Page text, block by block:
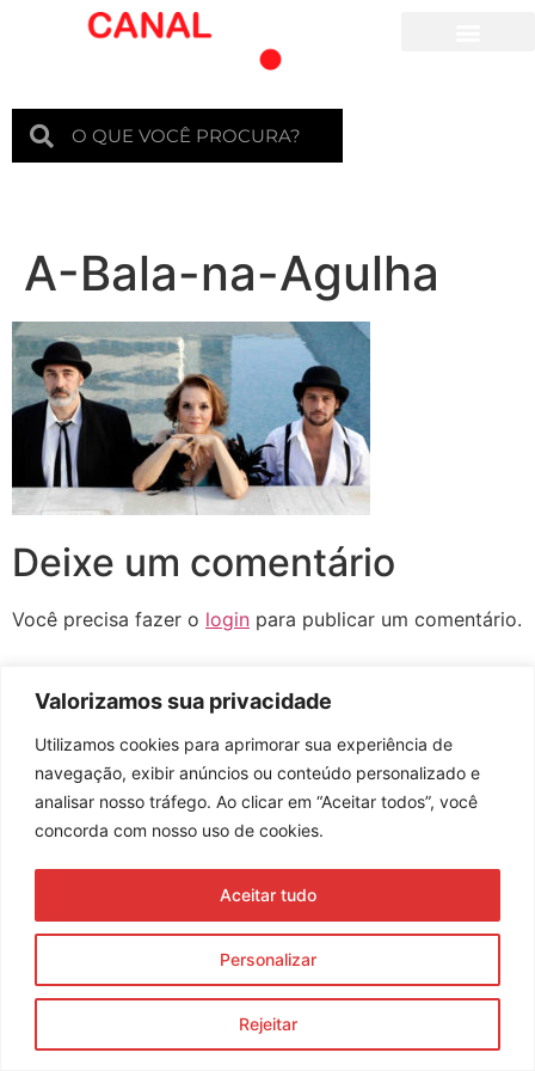
Valorizamos sua privacidade
Utilizamos cookies para aprimorar sua experiência de
navegação, exibir anúncios ou conteúdo personalizado e
analisar nosso tráfego. Ao clicar em “Aceitar todos”, você
concorda com nosso uso de cookies.
Personalizar
Rejeitar
Aceitar tudo
A-Bala-na-Agulha
Deixe um comentário
Você precisa fazer o login para publicar um comentário.
Assine nossa newsletter
Enviar
Política de Privacidade e Termos de Uso